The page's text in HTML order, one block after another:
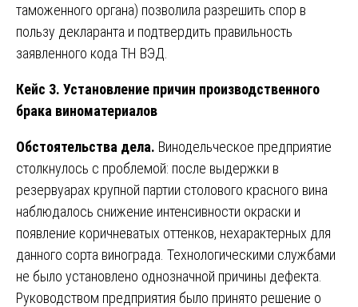
таможенного органа) позволила разрешить спор в
пользу декларанта и подтвердить правильность
заявленного кода ТН ВЭД.
Кейс 3. Установление причин производственного
брака виноматериалов
Обстоятельства дела. Винодельческое предприятие
столкнулось с проблемой: после выдержки в
резервуарах крупной партии столового красного вина
наблюдалось снижение интенсивности окраски и
появление коричневатых оттенков, нехарактерных для
данного сорта винограда. Технологическими службами
не было установлено однозначной причины дефекта.
Руководством предприятия было принято решение о